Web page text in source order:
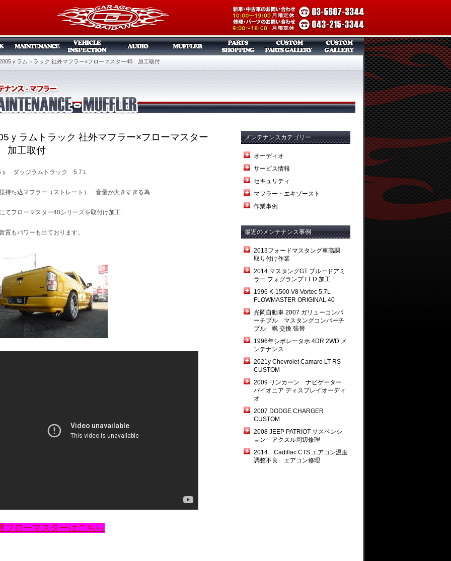
ｙラムトラック 社外マフラー×フローマスター40 加工取付
ｙラムトラック 社外マフラー×フローマスター
加工取付
ｙ ダッジラムトラック 5.7Ｌ
持ち込マフラー（ストレート） 音量が大きすぎる為
てフローマスター40シリーズを取付け加工
質もパワーも出ております。
フローマスターはこちら
メンテナンスカテゴリー
オーディオ
サービス情報
セキュリティ
マフラー・エキゾースト
作業事例
最近のメンテナンス事例
2013フォードマスタング車高調
取り付け作業
2014 マスタングGT ブルードアミ
ラー フォグランプ LED 加工
1996 K-1500 V8 Vortec 5.7L
FLOWMASTER ORIGINAL 40
光岡自動車 2007 ガリューコンバ
ーチブル マスタングコンバーチ
ブル 幌 交換 張替
1996年シボレータホ 4DR 2WD メ
ンテナンス
2021y Chevrolet Camaro LT-RS
CUSTOM
2009 リンカーン ナビゲーター
パイオニア ディスプレイオーディ
オ
2007 DODGE CHARGER
CUSTOM
2008 JEEP PATRIOT サスペンシ
ョン アクスル周辺修理
2014 Cadillac CTS エアコン温度
調整不良 エアコン修理